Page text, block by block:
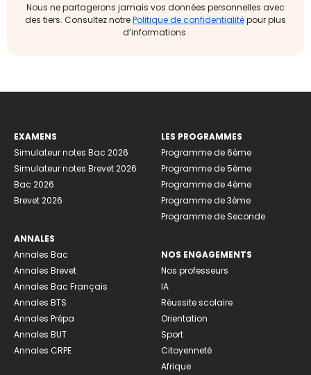
Nous ne partagerons jamais vos données personnelles avec
des tiers. Consultez notrePolitique de confidentialitépour plus
d’informations.
EXAMENS
Simulateur notes Bac 2026
Simulateur notes Brevet 2026
Bac 2026
Brevet 2026
ANNALES
Annales Bac
Annales Brevet
Annales Bac Français
Annales BTS
Annales Prépa
Annales BUT
Annales CRPE
LES PROGRAMMES
Programme de 6ème
Programme de 5ème
Programme de 4ème
Programme de 3ème
Programme de Seconde
NOS ENGAGEMENTS
Nos professeurs
IA
Réussite scolaire
Orientation
Sport
Citoyenneté
Afrique